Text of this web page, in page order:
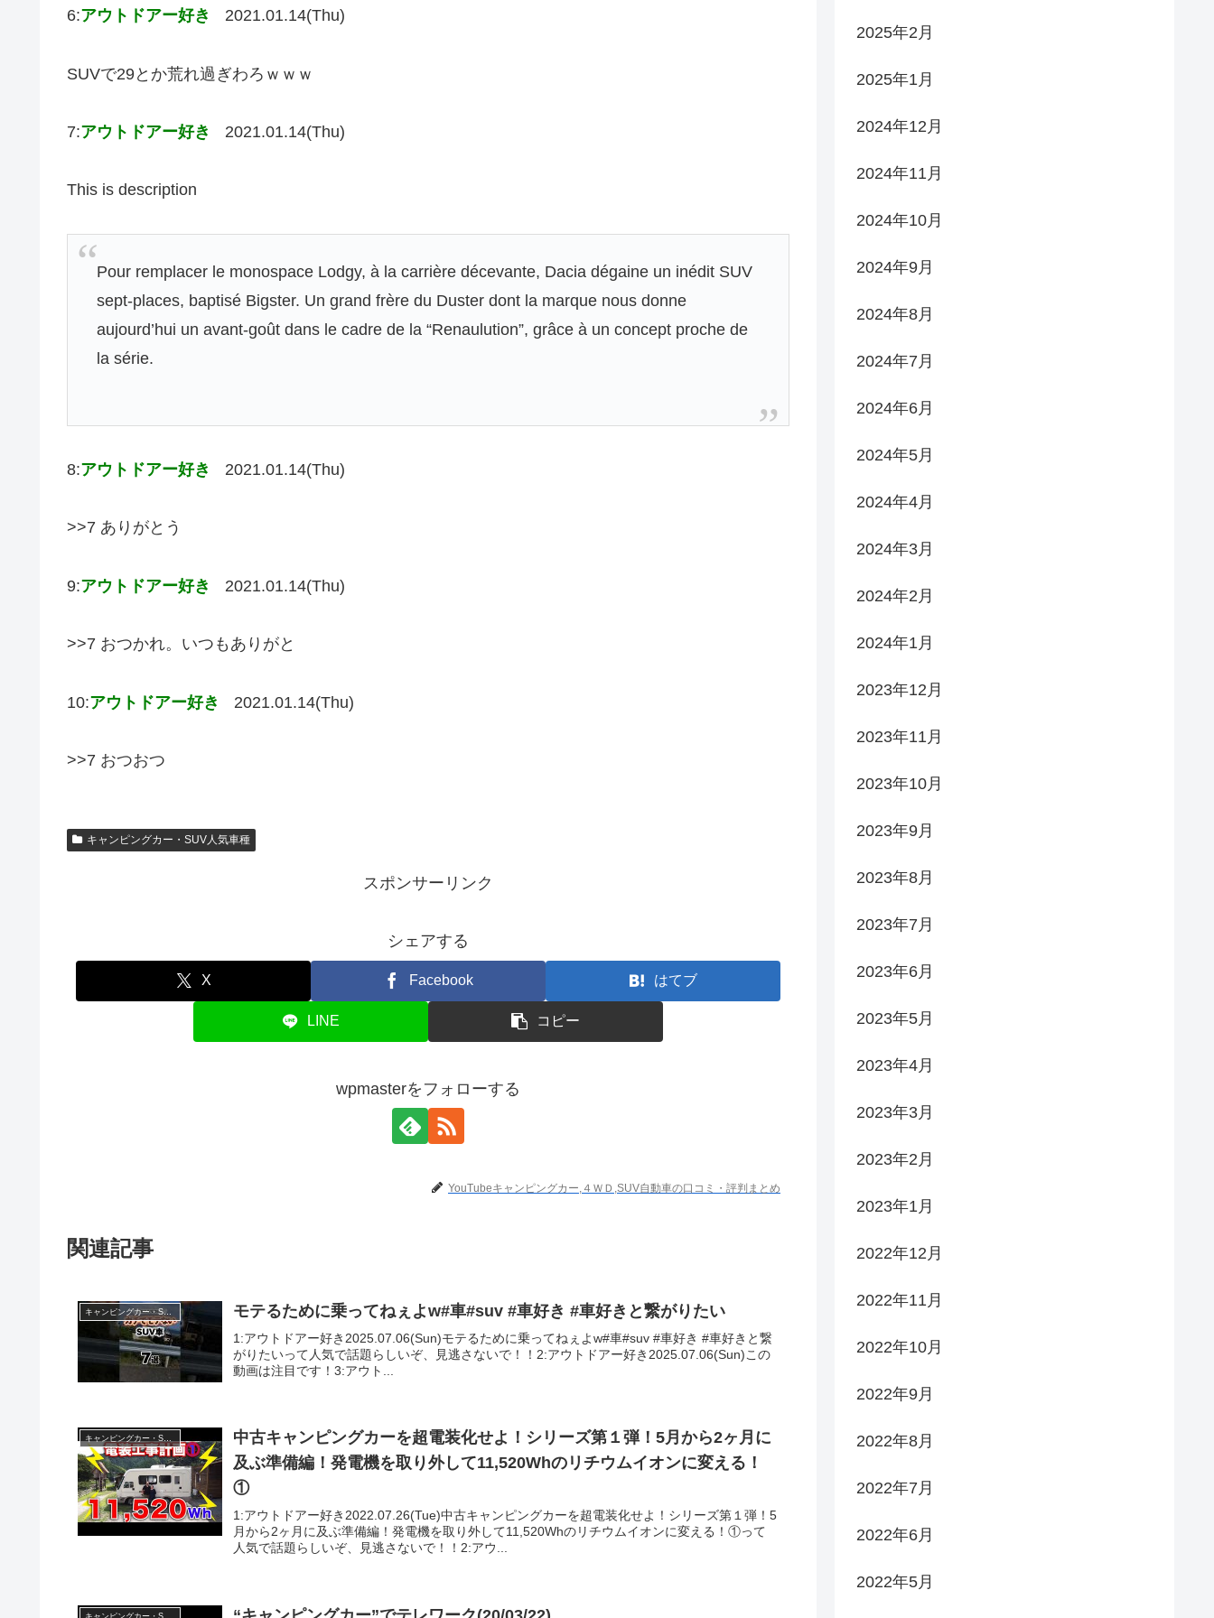
6:アウトドアー好き 2021.01.14(Thu)
SUVで29とか荒れ過ぎわろｗｗｗ
7:アウトドアー好き 2021.01.14(Thu)
This is description
Pour remplacer le monospace Lodgy, à la carrière décevante, Dacia dégaine un inédit SUV
sept-places, baptisé Bigster. Un grand frère du Duster dont la marque nous donne
aujourd’hui un avant-goût dans le cadre de la “Renaulution”, grâce à un concept proche de
la série.
8:アウトドアー好き 2021.01.14(Thu)
>>7 ありがとう
9:アウトドアー好き 2021.01.14(Thu)
>>7 おつかれ。いつもありがと
10:アウトドアー好き 2021.01.14(Thu)
>>7 おつおつ
キャンピングカー・SUV人気車種
スポンサーリンク
シェアする
X Facebook はてブ
LINE コピー
wpmasterをフォローする
YouTubeキャンピングカー,４ＷＤ,SUV自動車の口コミ・評判まとめ
関連記事
キャンピングカー・SUV人気車種 モテるために乗ってねぇよw#車#suv #車好き #車好きと繋がりたい
1:アウトドアー好き2025.07.06(Sun)モテるために乗ってねぇよw#車#suv #車好き #車好きと繋
がりたいって人気で話題らしいぞ、見逃さないで！！2:アウトドアー好き2025.07.06(Sun)この
動画は注目です！3:アウト...
キャンピングカー・SUV人気車種
中古キャンピングカーを超電装化せよ！シリーズ第１弾！5月から2ヶ月に
及ぶ準備編！発電機を取り外して11,520Whのリチウムイオンに変える！
①
1:アウトドアー好き2022.07.26(Tue)中古キャンピングカーを超電装化せよ！シリーズ第１弾！5
月から2ヶ月に及ぶ準備編！発電機を取り外して11,520Whのリチウムイオンに変える！①って
人気で話題らしいぞ、見逃さないで！！2:アウ...
2025年2月
2025年1月
2024年12月
2024年11月
2024年10月
2024年9月
2024年8月
2024年7月
2024年6月
2024年5月
2024年4月
2024年3月
2024年2月
2024年1月
2023年12月
2023年11月
2023年10月
2023年9月
2023年8月
2023年7月
2023年6月
2023年5月
2023年4月
2023年3月
2023年2月
2023年1月
2022年12月
2022年11月
2022年10月
2022年9月
2022年8月
2022年7月
2022年6月
2022年5月